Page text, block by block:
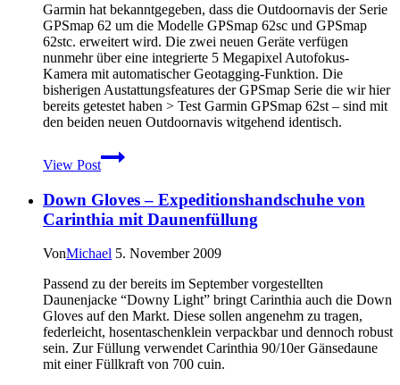
Garmin hat bekanntgegeben, dass die Outdoornavis der Serie
GPSmap 62 um die Modelle GPSmap 62sc und GPSmap
62stc. erweitert wird. Die zwei neuen Geräte verfügen
nunmehr über eine integrierte 5 Megapixel Autofokus-
Kamera mit automatischer Geotagging-Funktion. Die
bisherigen Austattungsfeatures der GPSmap Serie die wir hier
bereits getestet haben > Test Garmin GPSmap 62st – sind mit
den beiden neuen Outdoornavis witgehend identisch.
View Post
Garmin
erweitert
GPSmap
62
Baureihe
mit
Fotofunktion
Down Gloves – Expeditionshandschuhe von
Carinthia mit Daunenfüllung
VonMichael 5. November 2009
Passend zu der bereits im September vorgestellten
Daunenjacke “Downy Light” bringt Carinthia auch die Down
Gloves auf den Markt. Diese sollen angenehm zu tragen,
federleicht, hosentaschenklein verpackbar und dennoch robust
sein. Zur Füllung verwendet Carinthia 90/10er Gänsedaune
mit einer Füllkraft von 700 cuin.